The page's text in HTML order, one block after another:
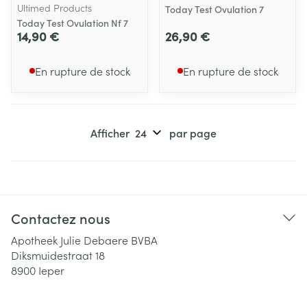
Ultimed Products
Today Test Ovulation Nf 7
14,90 €
En rupture de stock
Today Test Ovulation 7
26,90 €
En rupture de stock
Afficher par page
Contactez nous
Apotheek Julie Debaere BVBA
Diksmuidestraat 18
8900 Ieper